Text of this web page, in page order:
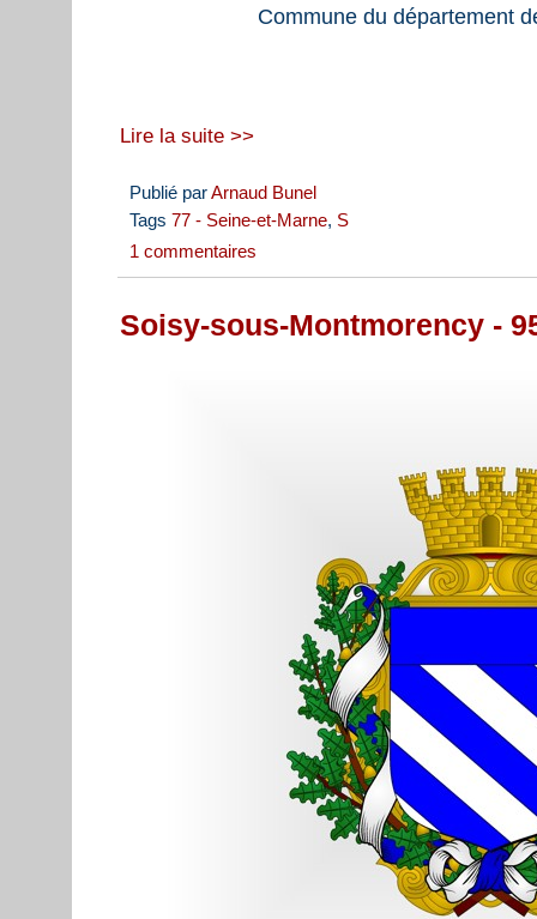
Commune du département
Lire la suite >>
Publié parArnaud Bunel
Tags 77 - Seine-et-Marne, S
1 commentaires
Soisy-sous-Montmorency -